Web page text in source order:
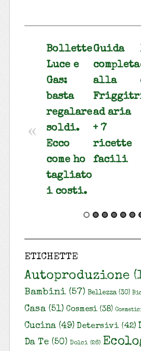
Bollette
Luce e
Gas:
basta
regalare
soldi.
Ecco
come ho
tagliato
i costi.
Guida
completa
alla
ad aria
+ 7
ricette
facili
«
ETICHETTE
Autoproduzione
Bambini(57) Bellezza(30)
Casa(51) Cosmesi(38)
Cucina(49) Detersivi(42)
Da Te(50) Dolci(26)